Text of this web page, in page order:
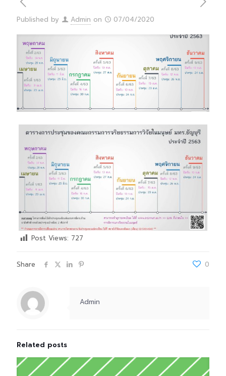
Published by Admin on 07/04/2020
Post Views: 727
Share 0
Admin
Related posts